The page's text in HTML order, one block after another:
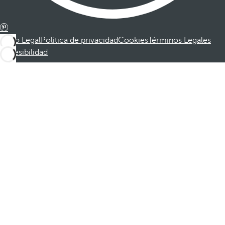
Aviso LegalPolítica de privacidadCookiesTérminos Legales
Accesibilidad